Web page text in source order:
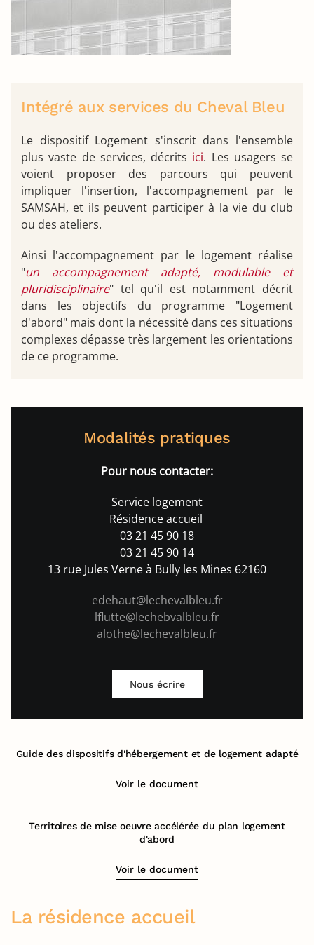
Intégré aux services du Cheval Bleu
Le dispositif Logement s'inscrit dans l'ensemble
plus vaste de services, décrits ici. Les usagers se
voient proposer des parcours qui peuvent
impliquer l'insertion, l'accompagnement par le
SAMSAH, et ils peuvent participer à la vie du club
ou des ateliers.
Ainsi l'accompagnement par le logement réalise
"un accompagnement adapté, modulable et
pluridisciplinaire" tel qu'il est notamment décrit
dans les objectifs du programme "Logement
d'abord" mais dont la nécessité dans ces situations
complexes dépasse très largement les orientations
de ce programme.
Modalités pratiques
Pour nous contacter:
Service logement
Résidence accueil
03 21 45 90 18
03 21 45 90 14
13 rue Jules Verne à Bully les Mines 62160
edehaut@lechevalbleu.fr
lflutte@lechebvalbleu.fr
alothe@lechevalbleu.fr
Nous écrire
Guide des dispositifs d'hébergement et de logement adapté
Voir le document
Territoires de mise oeuvre accélérée du plan logement
d'abord
Voir le document
La résidence accueil